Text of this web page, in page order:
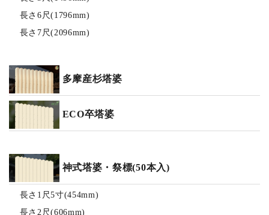
長さ6尺(1796mm)
長さ7尺(2096mm)
多摩産杉塔婆
ECO卒塔婆
神式塔婆・祭標(50本入)
長さ1尺5寸(454mm)
長さ2尺(606mm)